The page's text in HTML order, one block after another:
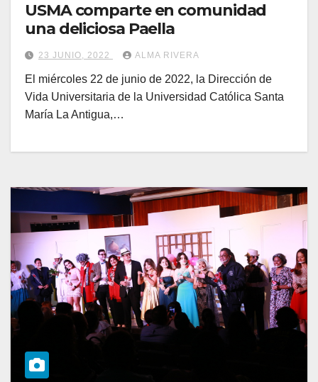
USMA comparte en comunidad
una deliciosa Paella
23 JUNIO, 2022 ALMA RIVERA
El miércoles 22 de junio de 2022, la Dirección de
Vida Universitaria de la Universidad Católica Santa
María La Antigua,…